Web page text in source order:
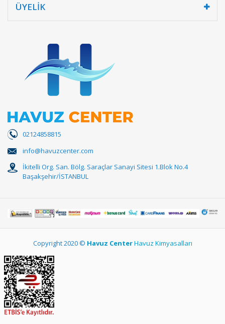
ÜYELİK
02124858815
info@havuzcenter.com
İkitelli Org. San. Bölg. Saraçlar Sanayi Sitesi 1.Blok No.4
Başakşehir/İSTANBUL
Copyright 2020 © Havuz CenterHavuz Kimyasalları